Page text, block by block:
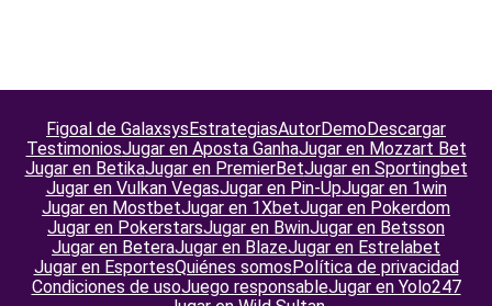
Figoal de GalaxsysEstrategiasAutorDemoDescargar
TestimoniosJugar en Aposta GanhaJugar en Mozzart Bet
Jugar en BetikaJugar en PremierBetJugar en Sportingbet
Jugar en Vulkan VegasJugar en Pin-UpJugar en 1win
Jugar en MostbetJugar en 1XbetJugar en Pokerdom
Jugar en PokerstarsJugar en BwinJugar en Betsson
Jugar en BeteraJugar en BlazeJugar en Estrelabet
Jugar en EsportesQuiénes somosPolítica de privacidad
Condiciones de usoJuego responsableJugar en Yolo247